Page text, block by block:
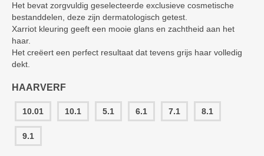
Het bevat zorgvuldig geselecteerde exclusieve cosmetische
bestanddelen, deze zijn dermatologisch getest.
Xarriot kleuring geeft een mooie glans en zachtheid aan het
haar.
Het creëert een perfect resultaat dat tevens grijs haar volledig
dekt.
HAARVERF
10.01 10.1 5.1 6.1 7.1 8.1
9.1